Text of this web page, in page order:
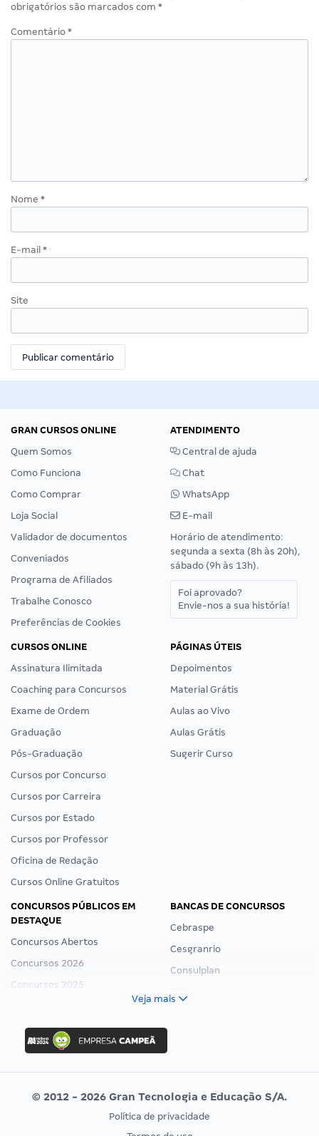
obrigatórios são marcados com *
Comentário *
Nome *
E-mail *
Site
GRAN CURSOS ONLINE
Quem Somos
Como Funciona
Como Comprar
Loja Social
Validador de documentos
Conveniados
Programa de Afiliados
Trabalhe Conosco
Preferências de Cookies
ATENDIMENTO
Central de ajuda
Chat
WhatsApp
E-mail
Horário de atendimento:
segunda a sexta (8h às 20h),
sábado (9h às 13h).
Foi aprovado?
Envie-nos a sua história!
CURSOS ONLINE
Assinatura Ilimitada
Coaching para Concursos
Exame de Ordem
Graduação
Pós-Graduação
Cursos por Concurso
Cursos por Carreira
Cursos por Estado
Cursos por Professor
Oficina de Redação
Cursos Online Gratuitos
PÁGINAS ÚTEIS
Depoimentos
Material Grátis
Aulas ao Vivo
Aulas Grátis
Sugerir Curso
CONCURSOS PÚBLICOS EM
DESTAQUE
Concursos Abertos
Concursos 2026
Concursos 2025
Concurso Ibama
Concurso MPU
Editais publicados
BANCAS DE CONCURSOS
Cebraspe
Cesgranrio
Consulplan
Vunesp
CONCURSOS POR PROFISSÃO EXAME DE ORDEM
Veja mais
© 2012 - 2026 Gran Tecnologia e Educação S/A.
Política de privacidade